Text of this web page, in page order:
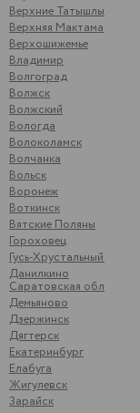
Верхние Татышлы
Верхняя Мактама
Верхошижемье
Владимир
Волгоград
Волжск
Волжский
Вологда
Волоколамск
Волчанка
Вольск
Воронеж
Воткинск
Вятские Поляны
Гороховец
Гусь-Хрустальный
Данилкино
Саратовская обл
Демьяново
Дзержинск
Дягтерск
Екатеринбург
Елабуга
Жигулевск
Зарайск